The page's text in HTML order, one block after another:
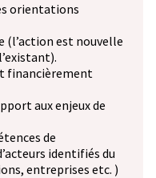
orientations
(l’action est nouvelle
financièrement
aux enjeux de
de
identifiés du
entreprises etc. )